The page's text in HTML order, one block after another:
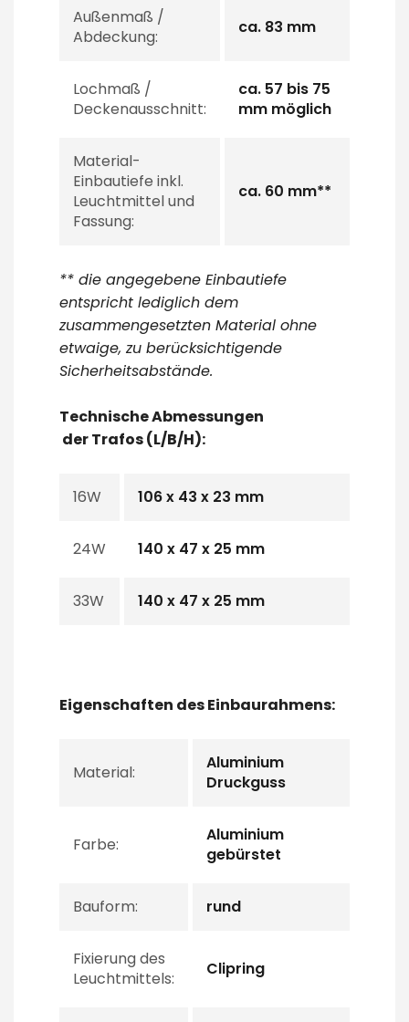
Außenmaß /
Abdeckung:
ca. 83 mm
Lochmaß /
Deckenausschnitt:
ca. 57 bis 75
mm möglich
Material-
Einbautiefe inkl.
Leuchtmittel und
Fassung:
ca. 60 mm**
** die angegebene Einbautiefe
entspricht lediglich dem
zusammengesetzten Material ohne
etwaige, zu berücksichtigende
Sicherheitsabstände.
Technische Abmessungen
der Trafos (L/B/H):
16W 106 x 43 x 23 mm
24W 140 x 47 x 25 mm
33W 140 x 47 x 25 mm
Eigenschaften des Einbaurahmens:
Material:
Aluminium
Druckguss
Farbe:
Aluminium
gebürstet
Bauform: rund
Fixierung des
Leuchtmittels:
Clipring